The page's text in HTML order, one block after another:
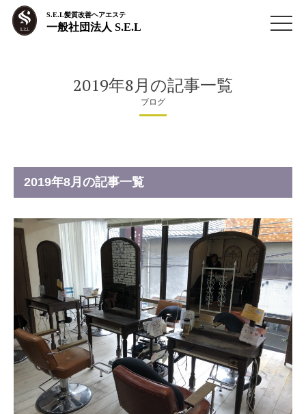
S.E.L髪質改善ヘアエステ
一般社団法人 S.E.L
2019年8月の記事一覧
ブログ
2019年8月の記事一覧